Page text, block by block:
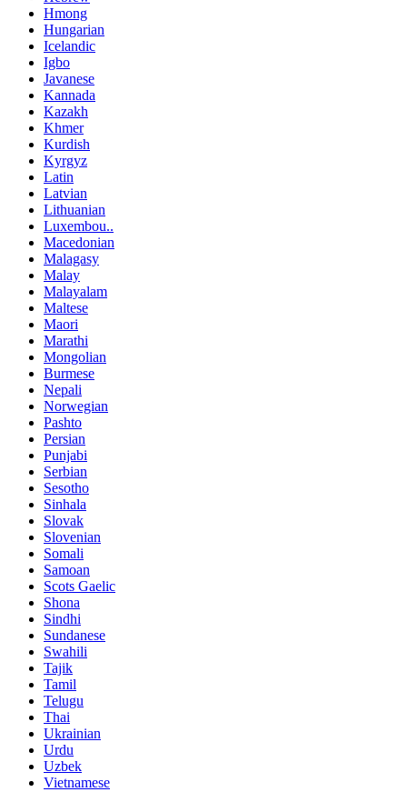
Hmong
Hungarian
Icelandic
Igbo
Javanese
Kannada
Kazakh
Khmer
Kurdish
Kyrgyz
Latin
Latvian
Lithuanian
Luxembou..
Macedonian
Malagasy
Malay
Malayalam
Maltese
Maori
Marathi
Mongolian
Burmese
Nepali
Norwegian
Pashto
Persian
Punjabi
Serbian
Sesotho
Sinhala
Slovak
Slovenian
Somali
Samoan
Scots Gaelic
Shona
Sindhi
Sundanese
Swahili
Tajik
Tamil
Telugu
Thai
Ukrainian
Urdu
Uzbek
Vietnamese